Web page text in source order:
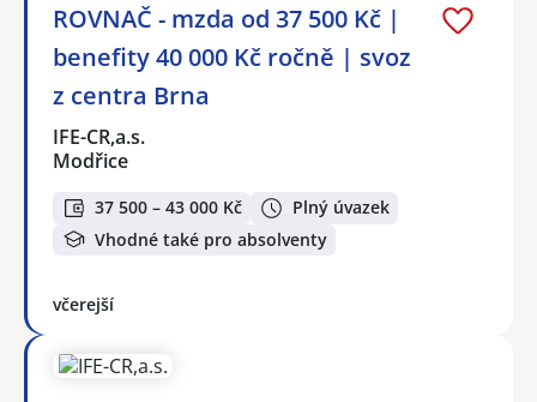
ROVNAČ - mzda od 37 500 Kč |
benefity 40 000 Kč ročně | svoz
z centra Brna
IFE-CR,a.s.
Modřice
37 500 – 43 000 Kč
Plný úvazek
Vhodné také pro absolventy
včerejší